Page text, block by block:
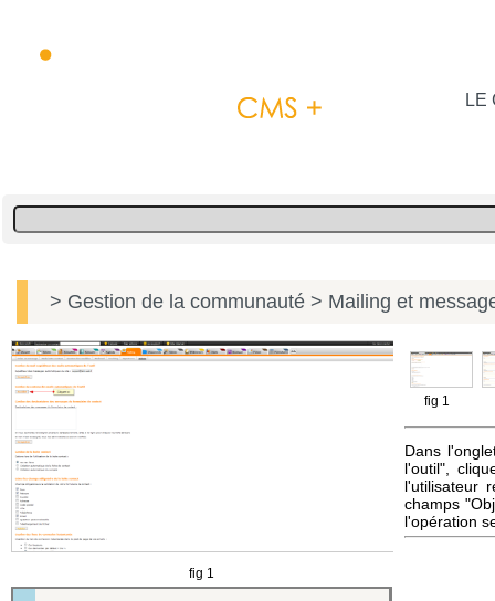
LE
> Gestion de la communauté > Mailing et
fig 1
fig 1
Dans
l'outil",
l'utilisateur
champs
l'opération